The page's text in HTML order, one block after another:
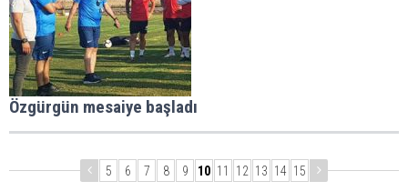
Özgürgün mesaiye başladı
5 6 7 8 9 10 11 12 13 14 15